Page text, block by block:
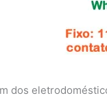
dos